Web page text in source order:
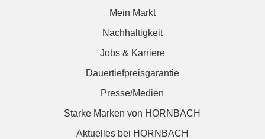
Mein Markt
Nachhaltigkeit
Jobs & Karriere
Dauertiefpreisgarantie
Presse/Medien
Starke Marken von HORNBACH
Aktuelles bei HORNBACH